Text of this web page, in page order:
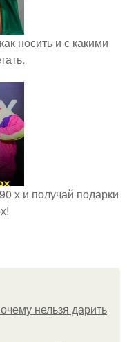
носить и с какими
х и получай подарки
нельзя дарить